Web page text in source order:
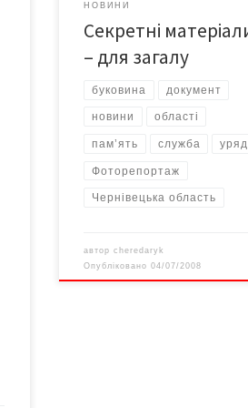
НОВИНИ
Cекретні
– для загалу
буковина документ
новини області
пам’ять служба уряд
Фоторепортаж
Чернівецька область
авторcheredaryk
Опубліковано04/07/2008